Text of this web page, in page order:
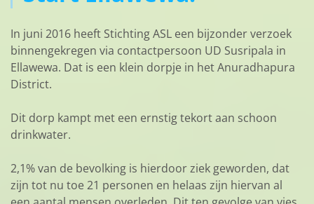
In juni 2016 heeft Stichting ASL een bijzonder verzoek
binnengekregen via contactpersoon UD Susripala in
Ellawewa. Dat is een klein dorpje in het Anuradhapura
District.
Dit dorp kampt met een ernstig tekort aan schoon
drinkwater.
2,1% van de bevolking is hierdoor ziek geworden, dat
zijn tot nu toe 21 personen en helaas zijn hiervan al